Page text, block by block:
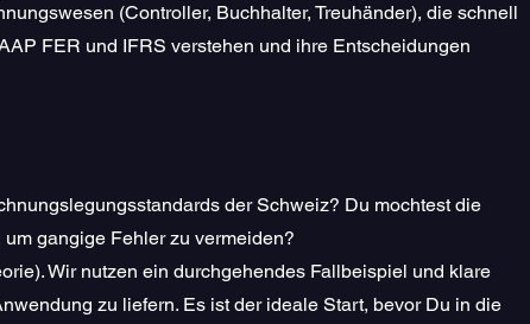
(Controller, Buchhalter, Treuhänder), die schnell
FER und IFRS verstehen und ihre Entscheidungen
der Schweiz? Du mochtest die
gangige Fehler zu vermeiden?
Wir nutzen ein durchgehendes Fallbeispiel und klare
zu liefern. Es ist der ideale Start, bevor Du in die